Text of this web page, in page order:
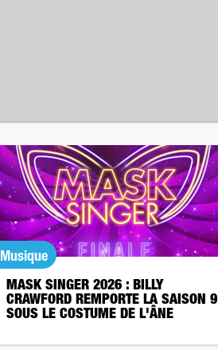
Musique
MASK SINGER 2026 : BILLY
CRAWFORD REMPORTE LA SAISON 9
SOUS LE COSTUME DE L'ÂNE